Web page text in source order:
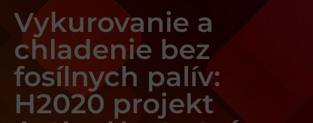
Vykurovanie a
chladenie bez
fosílnych palív:
H2020 projekt